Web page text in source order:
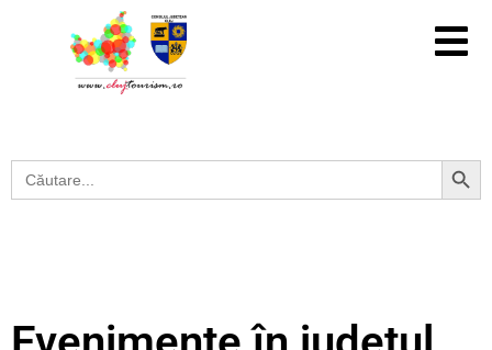
Search
for:
Search Button